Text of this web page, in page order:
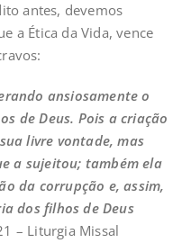
antes, devemos
a Ética da Vida, vence
ansiosamente o
de Deus. Pois a criação
livre vontade, mas
a sujeitou; também ela
da corrupção e, assim,
dos filhos de Deus
– Liturgia Missal